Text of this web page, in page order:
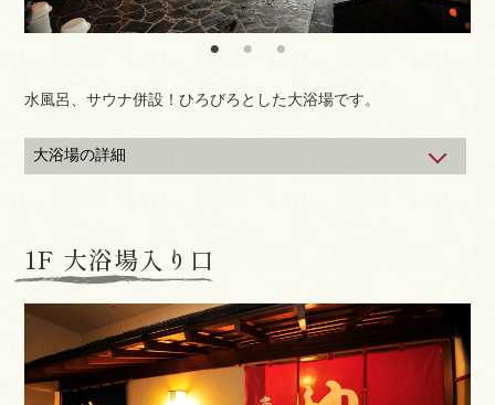
水風呂、サウナ併設！ひろびろとした大浴場です。
大浴場の詳細
1F 大浴場入り口